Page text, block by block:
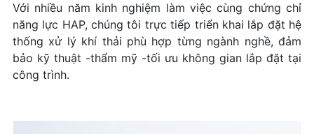
Với nhiều năm kinh nghiệm làm việc cùng chứng chỉ
năng lực HAP, chúng tôi trực tiếp triển khai lắp đặt hệ
thống xử lý khí thải phù hợp từng ngành nghề, đảm
bảo kỹ thuật -thẩm mỹ -tối ưu không gian lắp đặt tại
công trình.